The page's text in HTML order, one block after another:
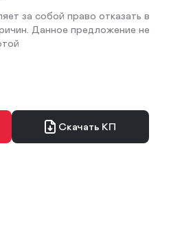
за собой право отказать в
Данное предложение не
Скачать КП